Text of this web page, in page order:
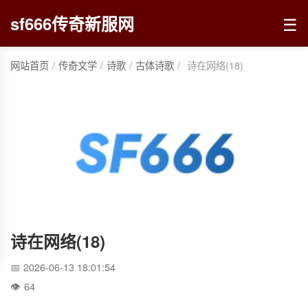
sf666传奇新服网 ☰
网站首页 / 传奇文学 / 诗歌 / 古体诗歌 / 诗在网络(18)
诗在网络(18)
2026-06-13 18:01:54
64